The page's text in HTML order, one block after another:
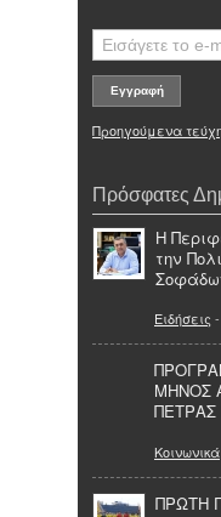
Προηγούμενα
Πρόσφατες
Η
την
Ειδήσεις -
ΜΗΝΟΣ
Κοινωνικά
ΠΡΩΤΗ